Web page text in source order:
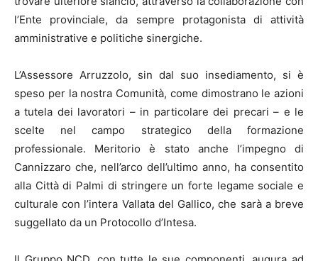
l’Ente provinciale, da sempre protagonista di attività
amministrative e politiche sinergiche.
L’Assessore Arruzzolo, sin dal suo insediamento, si è
speso per la nostra Comunità, come dimostrano le azioni
a tutela dei lavoratori – in particolare dei precari – e le
scelte nel campo strategico della formazione
professionale. Meritorio è stato anche l’impegno di
Cannizzaro che, nell’arco dell’ultimo anno, ha consentito
alla Città di Palmi di stringere un forte legame sociale e
culturale con l’intera Vallata del Gallico, che sarà a breve
suggellato da un Protocollo d’Intesa.